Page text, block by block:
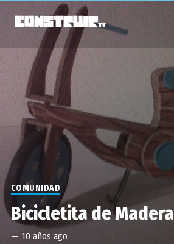
COMUNIDAD
Bicicletita de Madera
— 10 años ago